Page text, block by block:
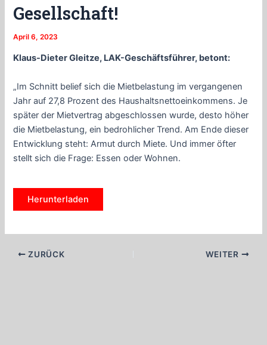
Gesellschaft!
April 6, 2023
Klaus-Dieter Gleitze, LAK-Geschäftsführer, betont:
„Im Schnitt belief sich die Mietbelastung im vergangenen
Jahr auf 27,8 Prozent des Haushaltsnettoeinkommens. Je
später der Mietvertrag abgeschlossen wurde, desto höher
die Mietbelastung, ein bedrohlicher Trend. Am Ende dieser
Entwicklung steht: Armut durch Miete. Und immer öfter
stellt sich die Frage: Essen oder Wohnen.
Herunterladen
Beitragsnavigation
ZURÜCK WEITER